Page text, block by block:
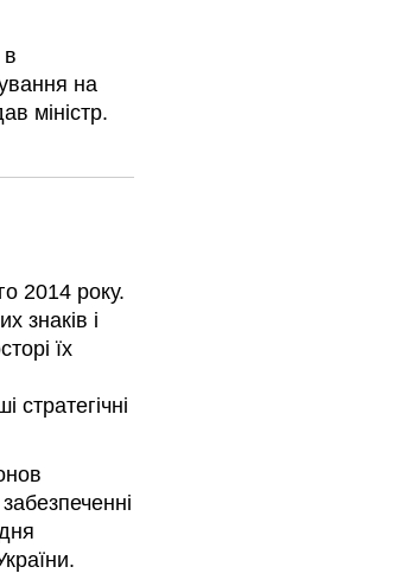
на
міністр.
2014 року.
знаків і
їх